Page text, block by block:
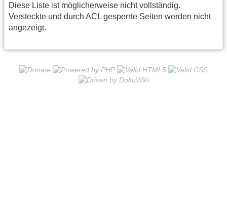
Diese Liste ist möglicherweise nicht vollständig.
Versteckte und durch ACL gesperrte Seiten werden nicht
angezeigt.